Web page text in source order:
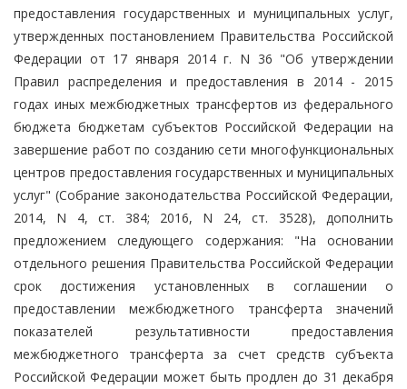
предоставления государственных и муниципальных услуг,
утвержденных постановлением Правительства Российской
Федерации от 17 января 2014 г. N 36 "Об утверждении
Правил распределения и предоставления в 2014 - 2015
годах иных межбюджетных трансфертов из федерального
бюджета бюджетам субъектов Российской Федерации на
завершение работ по созданию сети многофункциональных
центров предоставления государственных и муниципальных
услуг" (Собрание законодательства Российской Федерации,
2014, N 4, ст. 384; 2016, N 24, ст. 3528), дополнить
предложением следующего содержания: "На основании
отдельного решения Правительства Российской Федерации
срок достижения установленных в соглашении о
предоставлении межбюджетного трансферта значений
показателей результативности предоставления
межбюджетного трансферта за счет средств субъекта
Российской Федерации может быть продлен до 31 декабря